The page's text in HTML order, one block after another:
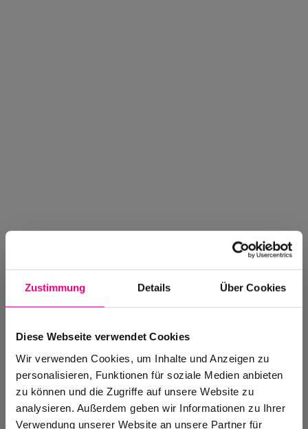
Zustimmung Details Über Cookies
Diese Webseite verwendet Cookies
Wir verwenden Cookies, um Inhalte und Anzeigen zu
personalisieren, Funktionen für soziale Medien anbieten
zu können und die Zugriffe auf unsere Website zu
analysieren. Außerdem geben wir Informationen zu Ihrer
Verwendung unserer Website an unsere Partner für
Enjoy Jazz Magazin